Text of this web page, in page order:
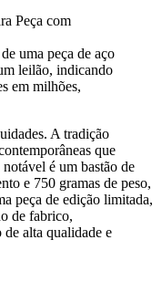
Peça com
uma peça de aço
leilão, indicando
em milhões,
A tradição
que
é um bastão de
e 750 gramas de peso,
peça de edição limitada,
de fabrico,
de alta qualidade e